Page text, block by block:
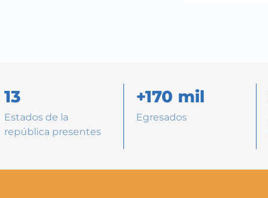
13
Estados de la
república presentes
+170 mil
Egresados